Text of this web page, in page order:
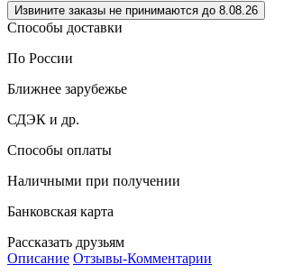
Извините заказы не принимаются до 8.08.26
Способы доставки
По России
Ближнее зарубежье
СДЭК и др.
Способы оплаты
Наличными при получении
Банковская карта
Рассказать друзьям
Описание Отзывы-Комментарии